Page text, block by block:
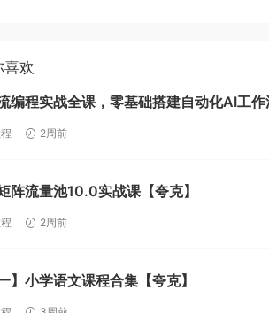
喜欢
编程实战全课，零基础搭建自动化AI工作
化提效落地【夸克】
2周前
阵流量池10.0实战课【夸克】
2周前
】小学语文课程合集【夸克】